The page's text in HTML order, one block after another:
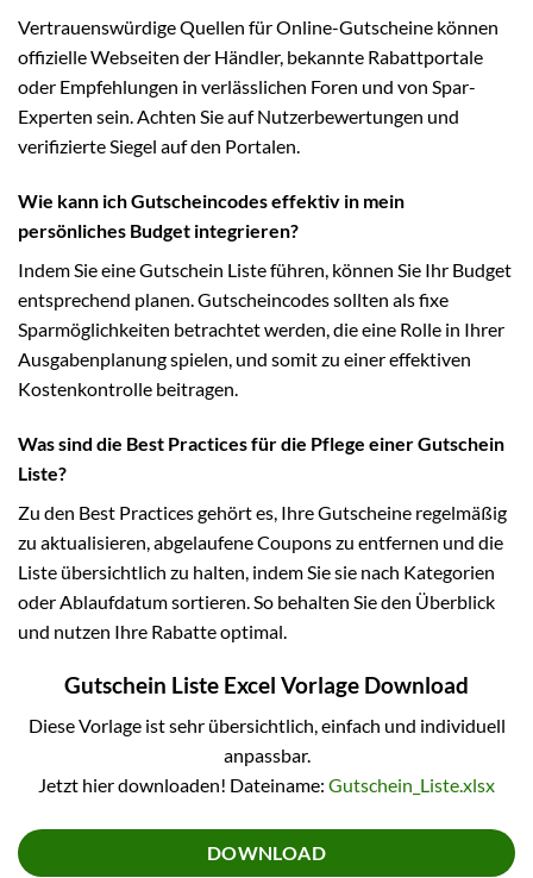
Vertrauenswürdige Quellen für Online-Gutscheine können
offizielle Webseiten der Händler, bekannte Rabattportale
oder Empfehlungen in verlässlichen Foren und von Spar-
Experten sein. Achten Sie auf Nutzerbewertungen und
verifizierte Siegel auf den Portalen.
Wie kann ich Gutscheincodes effektiv in mein
persönliches Budget integrieren?
Indem Sie eine Gutschein Liste führen, können Sie Ihr Budget
entsprechend planen. Gutscheincodes sollten als fixe
Sparmöglichkeiten betrachtet werden, die eine Rolle in Ihrer
Ausgabenplanung spielen, und somit zu einer effektiven
Kostenkontrolle beitragen.
Was sind die Best Practices für die Pflege einer Gutschein
Liste?
Zu den Best Practices gehört es, Ihre Gutscheine regelmäßig
zu aktualisieren, abgelaufene Coupons zu entfernen und die
Liste übersichtlich zu halten, indem Sie sie nach Kategorien
oder Ablaufdatum sortieren. So behalten Sie den Überblick
und nutzen Ihre Rabatte optimal.
Gutschein Liste Excel Vorlage Download
Diese Vorlage ist sehr übersichtlich, einfach und individuell
anpassbar.
Jetzt hier downloaden! Dateiname: Gutschein_Liste.xlsx
DOWNLOAD